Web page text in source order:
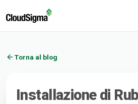
Torna al blog
Installazione di